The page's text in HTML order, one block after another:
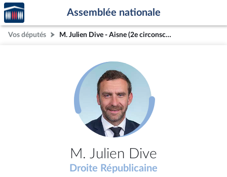
Aller au contenu
Aller en bas de la page
Accèder
à la
page
d'accueil
Assemblée nationale
Vos députés M. Julien Dive - Aisne (2e circonscription)
M. Julien Dive
Droite Républicaine